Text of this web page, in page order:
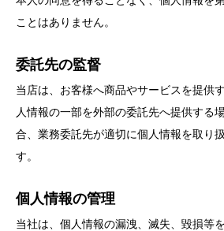
ことはありません。
委託先の監督
当店は、お客様へ商品やサービスを提供
人情報の一部を外部の委託先へ提供する
合、業務委託先が適切に個人情報を取り
す。
個人情報の管理
当社は、個人情報の漏洩、滅失、毀損等